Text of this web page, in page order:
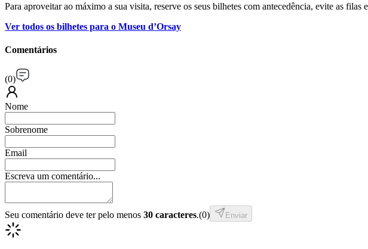
Para aproveitar ao máximo a sua visita, reserve os seus bilhetes com antecedência, evite as
Ver todos os bilhetes para o Museu d’Orsay
Comentários
(0)
Nome
Sobrenome
Email
Escreva um comentário...
Seu comentário deve ter pelo menos 30 caracteres.(0) Enviar